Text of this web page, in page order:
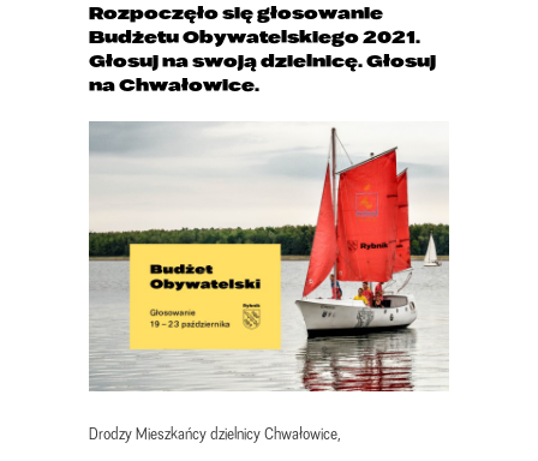
Rozpoczęło się głosowanie
Budżetu Obywatelskiego 2021.
Głosuj na swoją dzielnicę. Głosuj
na Chwałowice.
Drodzy Mieszkańcy dzielnicy Chwałowice,